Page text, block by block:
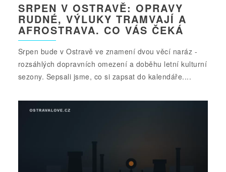
SRPEN V OSTRAVĚ: OPRAVY
RUDNÉ, VÝLUKY TRAMVAJÍ A
AFROSTRAVA. CO VÁS ČEKÁ
Srpen bude v Ostravě ve znamení dvou věcí naráz -
rozsáhlých dopravních omezení a doběhu letní kulturní
sezony. Sepsali jsme, co si zapsat do kalendáře....